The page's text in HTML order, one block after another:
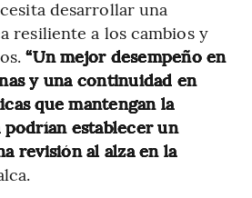
desarrollar una
resiliente a los cambios y
“Un mejor desempeño en
y una continuidad en
que mantengan la
establecer un
revisión al alza en la